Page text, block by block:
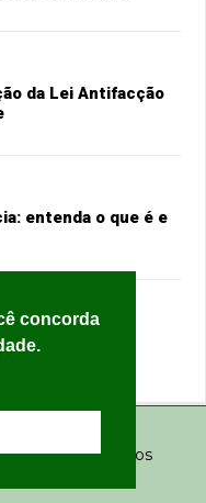
concorda
da Lei Antifacção
entenda o que é e
10% mais
- Todos os